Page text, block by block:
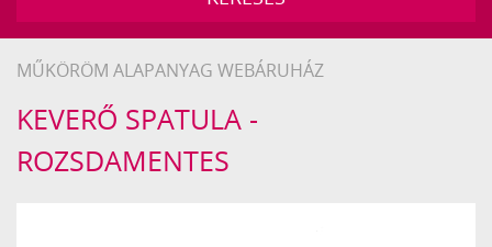
MŰKÖRÖM ALAPANYAG WEBÁRUHÁZ
Crystal
Nails
KEVERŐ SPATULA -
ROZSDAMENTES